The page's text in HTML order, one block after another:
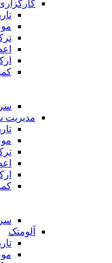
مدیریت
آلومتک